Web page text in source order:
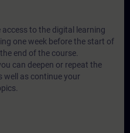
access to the digital learning
one week before the start of
end of the course.
can deepen or repeat the
well as continue your